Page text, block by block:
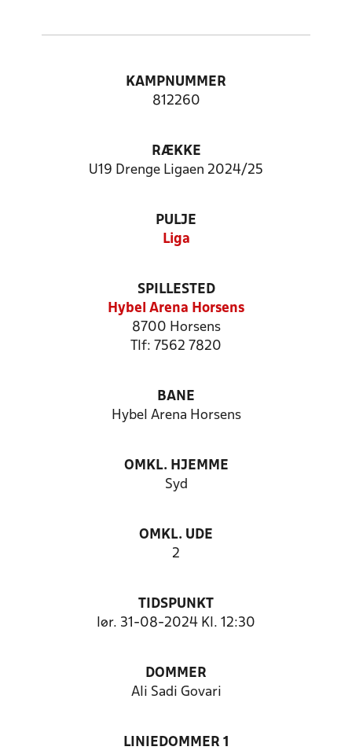
KAMPNUMMER
812260
RÆKKE
U19 Drenge Ligaen 2024/25
PULJE
Liga
SPILLESTED
Hybel Arena Horsens
8700 Horsens
Tlf: 7562 7820
BANE
Hybel Arena Horsens
OMKL. HJEMME
Syd
OMKL. UDE
2
TIDSPUNKT
lør. 31-08-2024 Kl. 12:30
DOMMER
Ali Sadi Govari
LINIEDOMMER 1